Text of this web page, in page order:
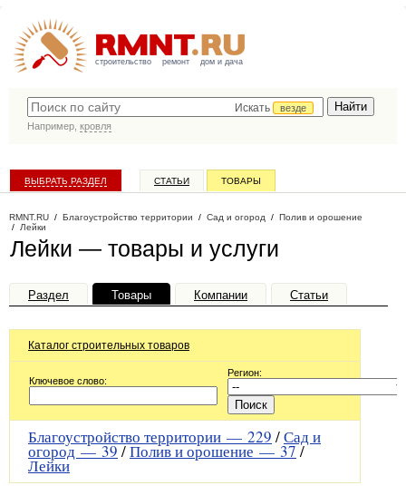
строительство ремонт дом и дача
Искать
везде
Например, кровля
ВЫБРАТЬ РАЗДЕЛ СТАТЬИ ТОВАРЫ
RMNT.RU / Благоустройство территории / Сад и огород / Полив и орошение
/ Лейки
Лейки — товары и услуги
Раздел Товары Компании Статьи
Каталог строительных товаров
Ключевое слово:
Регион:
Благоустройство территории — 229 /Сад и
огород —39/Полив и орошение — 37/
Лейки